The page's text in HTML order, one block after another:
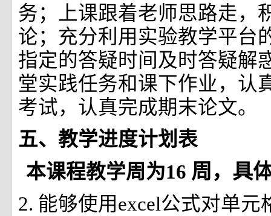
务；上课跟着老师思路走，
论；充分利用实验教学平台
指定的答疑时间及时答疑解
堂实践任务和课下作业，认
考试，认真完成期末论文。
五、教学进度计划表
本课程教学周为16 周，具
2. 能够使用excel公式对单元